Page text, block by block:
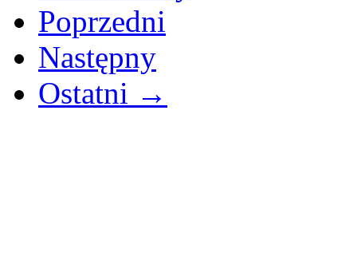
Poprzedni
Następny
Ostatni →